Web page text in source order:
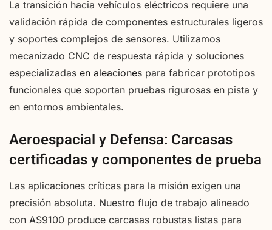
La transición hacia vehículos eléctricos requiere una
validación rápida de componentes estructurales ligeros
y soportes complejos de sensores. Utilizamos
mecanizado CNC de respuesta rápida y soluciones
especializadas en aleaciones para fabricar prototipos
funcionales que soportan pruebas rigurosas en pista y
en entornos ambientales.
Aeroespacial y Defensa: Carcasas
certificadas y componentes de prueba
Las aplicaciones críticas para la misión exigen una
precisión absoluta. Nuestro flujo de trabajo alineado
con AS9100 produce carcasas robustas listas para